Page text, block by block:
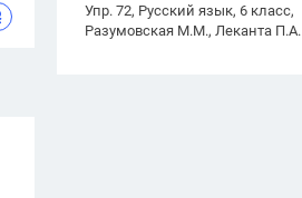
Упр. 72, Русский язык, 6 класс,
Разумовская М.М., Леканта П.А.